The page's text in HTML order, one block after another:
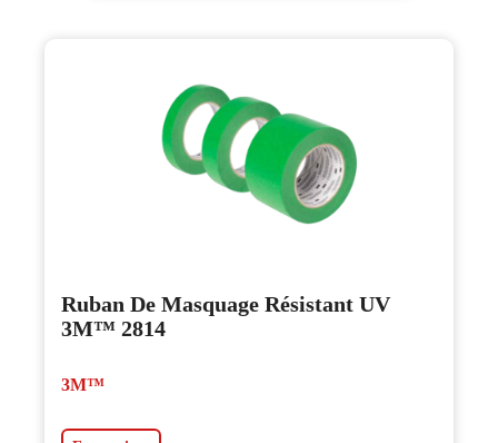
Ruban De Masquage Résistant UV
3M™ 2814
3M™